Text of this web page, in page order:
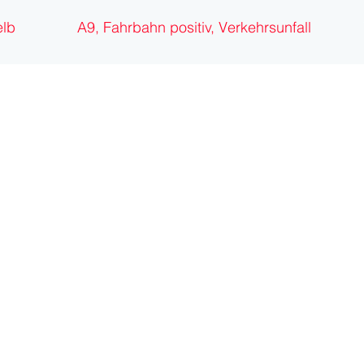
A9, Fahrbahn positiv, Verkehrsunfall